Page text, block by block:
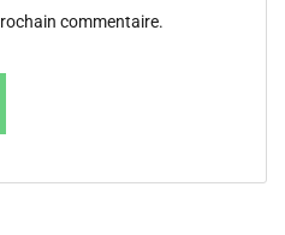
commentaire.